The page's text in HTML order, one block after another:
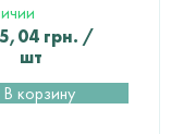
грн. /
шт
В корзину